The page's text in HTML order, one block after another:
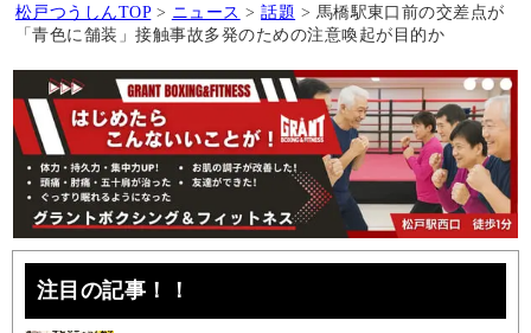
松戸つうしんTOP > ニュース > 話題 > 馬橋駅東口前の交差点が
「青色に舗装」接触事故多発のための注意喚起が目的か
注目の記事！！